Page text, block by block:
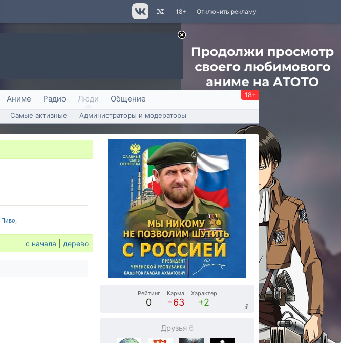
Отключить рекламу
18+
Аниме Радио Люди Общение 18+
Самые активные Администраторы и модераторы
Пиво,
с начала дерево
Рейтинг
0
Карма
−63
Характер
+2
Друзья 6